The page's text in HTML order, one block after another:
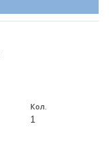
Кол.
1